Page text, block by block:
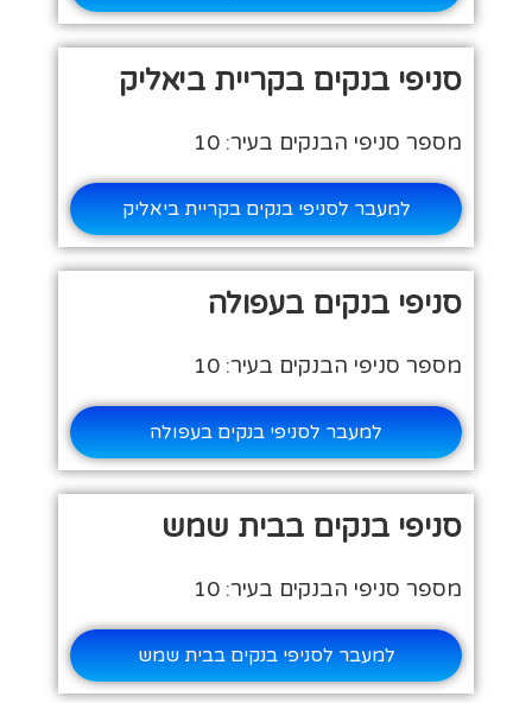
סניפי בנקים בקריית ביאליק
מספר סניפי הבנקים בעיר: 10
למעבר לסניפי בנקים בקריית ביאליק
סניפי בנקים בעפולה
מספר סניפי הבנקים בעיר: 10
למעבר לסניפי בנקים בעפולה
סניפי בנקים בבית שמש
מספר סניפי הבנקים בעיר: 10
למעבר לסניפי בנקים בבית שמש